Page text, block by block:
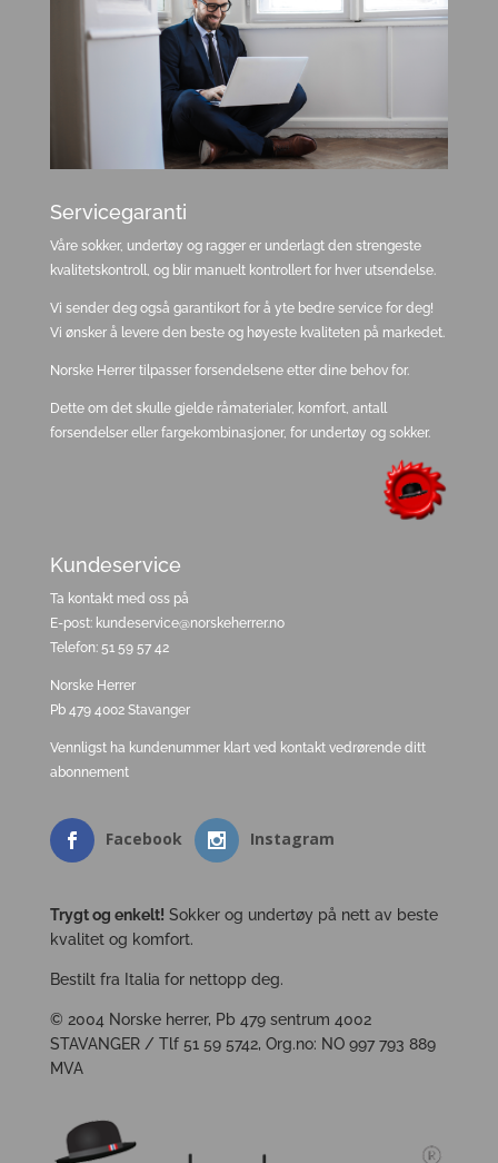
Servicegaranti
Våre sokker, undertøy og ragger er underlagt den strengeste
kvalitetskontroll, og blir manuelt kontrollert for hver utsendelse.
Vi sender deg også garantikort for å yte bedre service for deg!
Vi ønsker å levere den beste og høyeste kvaliteten på markedet.
Norske Herrer tilpasser forsendelsene etter dine behov for.
Dette om det skulle gjelde råmaterialer, komfort, antall
forsendelser eller fargekombinasjoner, for undertøy og sokker.
Kundeservice
Ta kontakt med oss på
E-post: kundeservice@norskeherrer.no
Telefon: 51 59 57 42
Norske Herrer
Pb 479 4002 Stavanger
Vennligst ha kundenummer klart ved kontakt vedrørende ditt
abonnement
Facebook Instagram
Trygt og enkelt! Sokker og undertøy på nett av beste
kvalitet og komfort.
Bestilt fra Italia for nettopp deg.
© 2004 Norske herrer, Pb 479 sentrum 4002
STAVANGER / Tlf 51 59 5742, Org.no: NO 997 793 889
MVA